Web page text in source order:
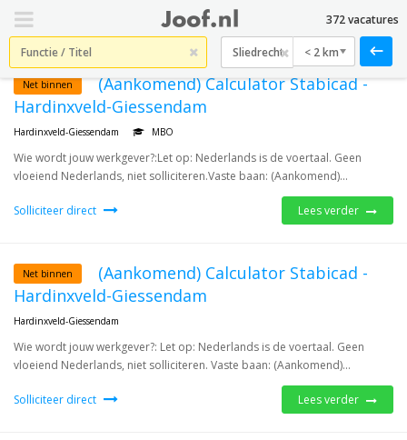
< 2 km
372 vacatures
Net binnen
(Aankomend) Calculator Stabicad -
Hardinxveld-Giessendam
Hardinxveld-Giessendam MBO
Wie wordt jouw werkgever?:Let op: Nederlands is de voertaal. Geen
vloeiend Nederlands, niet solliciteren.Vaste baan: (Aankomend)...
Solliciteer direct Lees verder
Net binnen
(Aankomend) Calculator Stabicad -
Hardinxveld-Giessendam
Hardinxveld-Giessendam
Wie wordt jouw werkgever?: Let op: Nederlands is de voertaal. Geen
vloeiend Nederlands, niet solliciteren. Vaste baan: (Aankomend)...
Solliciteer direct Lees verder